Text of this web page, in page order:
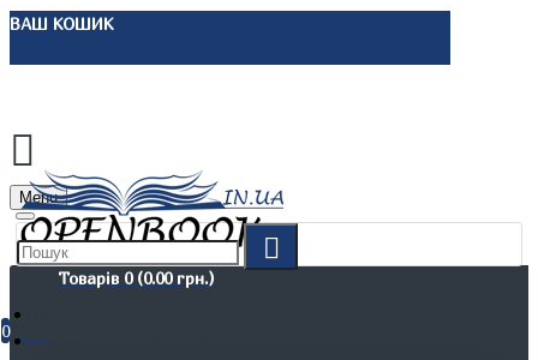
ВАШ КОШИК
Menu
Товарів 0 (0.00 грн.)
0
Не художня література